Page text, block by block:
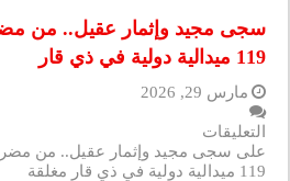
سجى مجيد وإثمار عقيل.. من
119 ميدالية دولية في ذي قار
مارس 29, 2026
التعليقات
على سجى مجيد وإثمار عقيل.. من
119 ميدالية دولية في ذي قار مغلقة